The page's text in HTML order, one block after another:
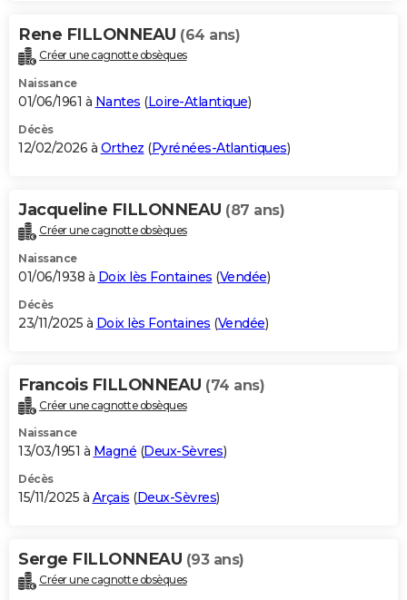
Bricolage
Lifestyle
Culture
Sport
Auto
Television
Voyage
Cinema
Rene FILLONNEAU (64 ans)
Créer une cagnotte obsèques
Naissance
01/06/1961 à Nantes (Loire-Atlantique)
Décès
12/02/2026 à Orthez (Pyrénées-Atlantiques)
Jacqueline FILLONNEAU (87 ans)
Créer une cagnotte obsèques
Naissance
01/06/1938 à Doix lès Fontaines (Vendée)
Décès
23/11/2025 à Doix lès Fontaines (Vendée)
Francois FILLONNEAU (74 ans)
Créer une cagnotte obsèques
Naissance
13/03/1951 à Magné (Deux-Sèvres)
Décès
15/11/2025 à Arçais (Deux-Sèvres)
Serge FILLONNEAU (93 ans)
Créer une cagnotte obsèques